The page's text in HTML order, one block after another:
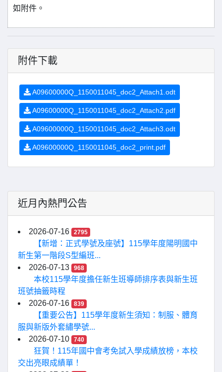
如附件。
附件下載
A09600000Q_1150011045_doc2_Attach1.odt
A09600000Q_1150011045_doc2_Attach2.pdf
A09600000Q_1150011045_doc2_Attach3.odt
A09600000Q_1150011045_doc2_print.pdf
近月內熱門公告
2026-07-16 2795
【新增：正式學號及座號】115學年度陽明國中
新生第一階段S型編班...
2026-07-13
968
本校115學年度擔任新生班導師排序表與新生班
班號抽籤時程
2026-07-16
839
【重要公告】115學年度新生須知：制服、體育
服與新版外套繡學號...
2026-07-10
740
狂賀！115年國中會考免試入學成績放榜，本校
交出亮眼成績單！